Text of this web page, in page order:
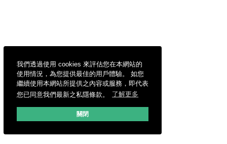
我們透過使用 cookies 來評估您在本網站的
使用情況，為您提供最佳的用戶體驗。 如您
繼續使用本網站所提供之內容或服務，即代表
您已同意我們最新之私隱條款。
了解更多
關閉